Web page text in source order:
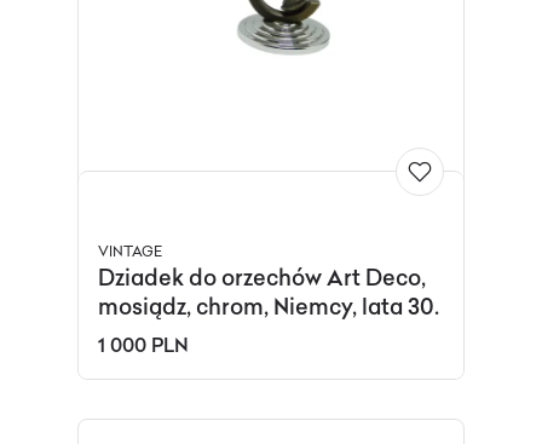
VINTAGE
Dziadek do orzechów Art Deco,
mosiądz, chrom, Niemcy, lata 30.
1 000 PLN